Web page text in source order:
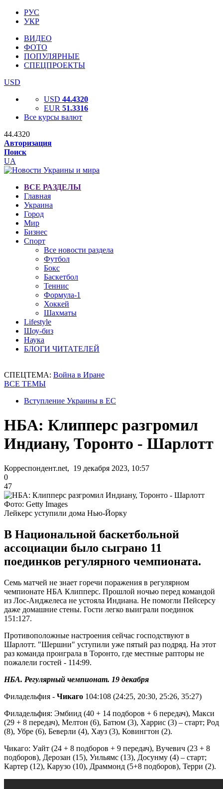
РУС
УКР
ВИДЕО
ФОТО
ПОПУЛЯРНЫЕ
СПЕЦПРОЕКТЫ
USD
USD 44.4320
EUR 51.3316
Все курсы валют
44.4320
Авторизация
Поиск
UA
ВСЕ РАЗДЕЛЫ
Главная
Украина
Город
Мир
Бизнес
Спорт
Все новости раздела
Футбол
Бокс
Баскетбол
Теннис
Формула-1
Хоккей
Шахматы
Lifestyle
Шоу-биз
Наука
БЛОГИ ЧИТАТЕЛЕЙ
СПЕЦТЕМА: Война в Иране
ВСЕ ТЕМЫ
Вступление Украины в ЕС
НБА: Клипперс разгромил
Индиану, Торонто - Шарлотт
Корреспондент.net, 19 декабря 2023, 10:57
0
47
Фото: Getty Images
Лейкерс уступили дома Нью-Йорку
В Национальной баскетбольной
ассоциации было сыграно 11
поединков регулярного чемпионата.
Семь матчей не знает горечи поражения в регулярном
чемпионате НБА Клипперс. Прошлой ночью перед командой
из Лос-Анджелеса не устояла Индиана. Не помогли Пейсерсу
даже домашние стены. Гости легко выиграли поединок
151:127.
Противоположные настроения сейчас господствуют в
Шарлотт. "Шершни" уступили уже пятый раз подряд. На этот
раз команда проиграла в Торонто, где местные рапторы не
пожалели гостей - 114:99.
НБА. Регулярный чемпионат. 19 декабря
Филадельфия - Чикаго 104:108 (24:25, 20:30, 25:26, 35:27)
Филадельфия: Эмбиид (40 + 14 подборов + 6 передач), Макси
(29 + 8 передач), Мелтон (6), Батюм (3), Харрис (3) – старт; Род
(8), Убре (6), Беверли (4), Хауз (3), Ковингтон (2).
Чикаго: Уайт (24 + 8 подборов + 9 передач), Вучевич (23 + 8
подборов), Дерозан (15), Уильямс (13), Досунму (4) – старт;
Картер (12), Карузо (10), Драммонд (5+8 подборов), Терри (2).